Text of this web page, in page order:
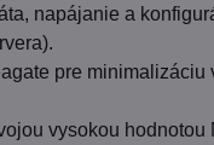
napájanie a
pre
vysokou